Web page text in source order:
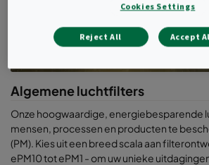
Algemene luchtfilters
Onze hoogwaardige, energiebesparende
mensen, processen en producten te
(PM). Kies uit een breed scala aan
ePM10 tot ePM1 - om uw unieke
Cookies Settings
Reject All Accept